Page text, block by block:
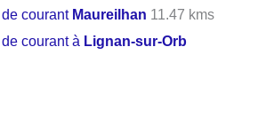
courant Maureilhan 11.47 kms
courant à Lignan-sur-Orb